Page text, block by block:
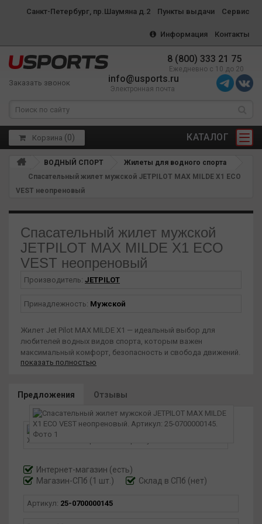
Санкт-Петербург, пр.Шаумяна д.2 Пункты выдачи Сервис
Информация Контакты
8 (800) 333 21 75
Ежедневно с 10 до 20
Заказать звонок info@usports.ru
Электронная почта
КАТАЛОГ
Корзина (0)
ВОДНЫЙ СПОРТ
Жилеты для водного спорта
Спасательный жилет мужской JETPILOT MAX MILDE X1 ECO
VEST неопреновый
Спасательный жилет мужской
JETPILOT MAX MILDE X1 ECO
VEST неопреновый
Производитель: JETPILOT
Принадлежность: Мужской
Жилет Jet Pilot MAX MILDE X1 — идеальный выбор для
любителей водных видов спорта, которым важен
максимальный комфорт, безопасность и свобода движений.
Благодаря инновационному дизайну и передовым
кайтсерфинг или серфинг. Жилет MAX MILDE X1 разработан
для обеспечения максимальной поддержки и защиты, не
ограничивая свободу движений, и отличается особой
лёгкостью и комфортом.
Первоклассная плавучесть и защита: жилет Jet Pilot MAX
MILDE X1 обеспечивает отличную плавучесть и надёжно
защищает вас в любой ситуации на воде. Он гарантирует
свободу движений.
показать полностью
Предложения Отзывы
Интернет-магазин (есть)
Магазин-СПб (1 шт.)
Склад в СПб (нет)
Артикул: 25-0700000145